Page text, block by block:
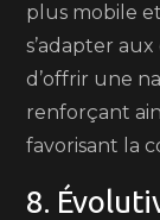
plus mobile
s’adapter
d’offrir une
renforçant
favorisant la
8.